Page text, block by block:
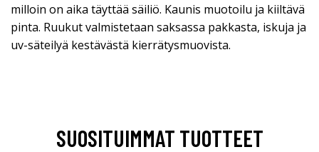
milloin on aika täyttää säiliö. Kaunis muotoilu ja kiiltävä
pinta. Ruukut valmistetaan saksassa pakkasta, iskuja ja
uv-säteilyä kestävästä kierrätysmuovista.
SUOSITUIMMAT TUOTTEET